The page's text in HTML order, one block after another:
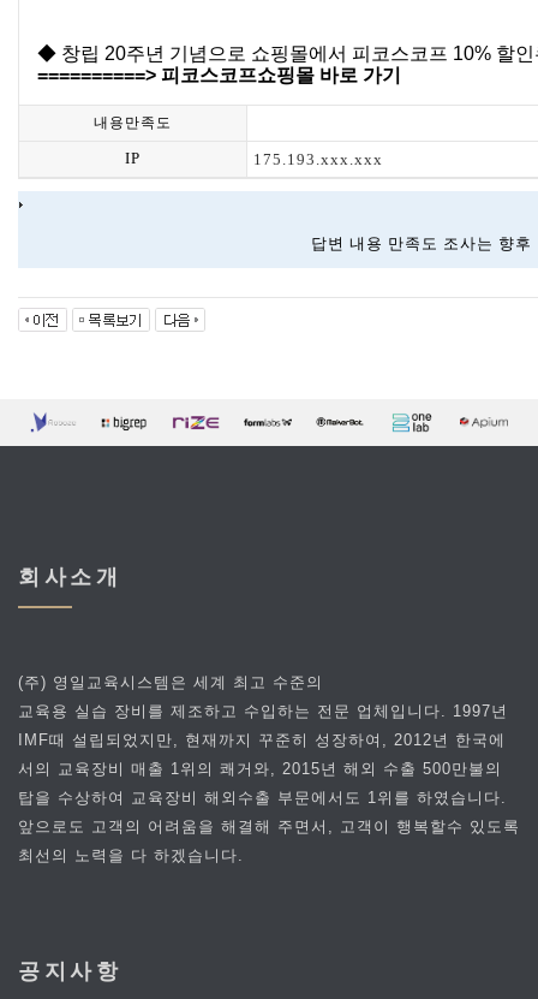
◆ 창립 20주년 기념으로 쇼핑몰에서 피코스코프 10% 할
==========> 피코스코프쇼핑몰 바로 가기
내용만족도
IP 175.193.xxx.xxx
답변 내용 만족도 조사는 향
회사소개
(주) 영일교육시스템은 세계 최고 수준의
교육용 실습 장비를 제조하고 수입하는 전문 업체입니다. 1997년
IMF때 설립되었지만, 현재까지 꾸준히 성장하여, 2012년 한국에
서의 교육장비 매출 1위의 쾌거와, 2015년 해외 수출 500만불의
탑을 수상하여 교육장비 해외수출 부문에서도 1위를 하였습니다.
앞으로도 고객의 어려움을 해결해 주면서, 고객이 행복할수 있도록
최선의 노력을 다 하겠습니다.
공지사항